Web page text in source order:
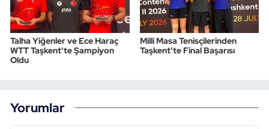
Talha Yiğenler ve Ece Haraç
WTT Taşkent'te Şampiyon
Oldu
Milli Masa Tenisçilerinden
Taşkent'te Final Başarısı
Yorumlar